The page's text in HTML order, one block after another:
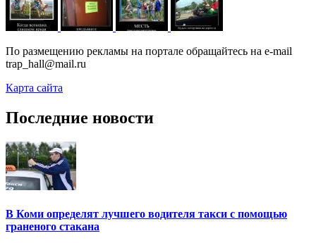
По размещению рекламы на портале обращайтесь на e-mail
trap_hall@mail.ru
Карта сайта
Последние новости
В Коми определят лучшего водителя такси с помощью
граненого стакана